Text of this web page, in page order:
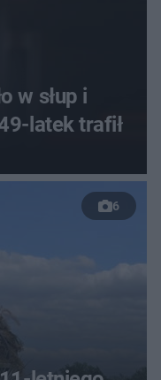
w słup i
latek trafił
6